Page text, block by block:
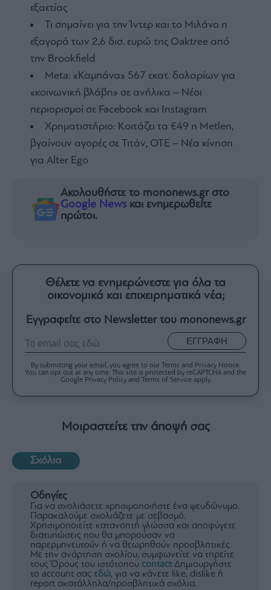
εξαετίας
Τι σημαίνει για την Ίντερ και το Μιλάνο η
εξαγορά των 2,6 δισ. ευρώ της Oaktree από
την Brookfield
Meta: «Καμπάνα» 567 εκατ. δολαρίων για
«κοινωνική βλάβη» σε ανήλικα – Νέοι
περιορισμοί σε Facebook και Instagram
Χρηματιστήριο: Κοιτάζει τα €49 η Metlen,
βγαίνουν αγορές σε Τιτάν, ΟΤΕ – Νέα κίνηση
για Alter Ego
Ακολουθήστε το mononews.gr στο
Google News και ενημερωθείτε
πρώτοι.
Θέλετε να ενημερώνεστε για όλα τα
οικονομικά και επιχειρηματικά νέα;
Εγγραφείτε στο Newsletter του mononews.gr
ΕΓΓΡΑΦΗ
By submitting your email, you agree to our Terms and Privacy Notice.
You can opt out at any time. This site is protected by reCAPTCHA and the
Google Privacy Policy and Terms of Service apply.
Μοιραστείτε την άποψή σας
Σχόλια
Οδηγίες
Για να σχολιάσετε χρησιμοποιήστε ένα ψευδώνυμο.
Παρακαλούμε σχολιάζετε με σεβασμό.
Χρησιμοποιείτε κατανοητή γλώσσα και αποφύγετε
διατυπώσεις που θα μπορούσαν να
παρερμηνευτούν ή να θεωρηθούν προσβλητικές.
Με την ανάρτηση σχολίου, συμφωνείτε να τηρείτε
τους Όρους του ιστότοπου contactΔημιουργήστε
το account σας εδώ, για να κάνετε like, dislike ή
report ακατάλληλα/προσβλητικά σχόλια.